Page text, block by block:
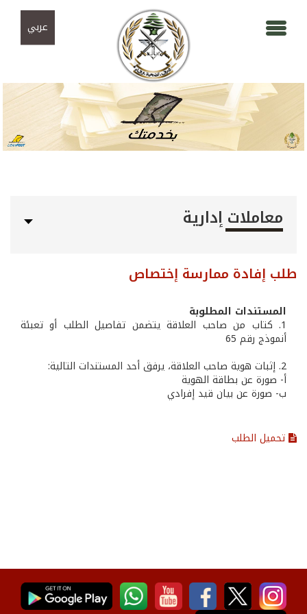
عربي
معاملات إدارية
طلب إفادة ممارسة إختصاص
المستندات المطلوبة
1. كتاب من صاحب العلاقة يتضمن تفاصيل الطلب أو تعبئة
أنموذج رقم 65
2. إثبات هوية صاحب العلاقة، يرفق أحد المستندات التالية:
أ- صورة عن بطاقة الهوية
ب‌- صورة عن بيان قيد إفرادي
تحميل الطلب